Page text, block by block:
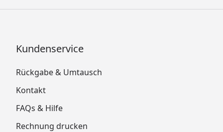
Kundenservice
Rückgabe & Umtausch
Kontakt
FAQs & Hilfe
Rechnung drucken